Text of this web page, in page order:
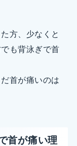
方、少なくと
も背泳ぎで首
首が痛いのは
首が痛い理